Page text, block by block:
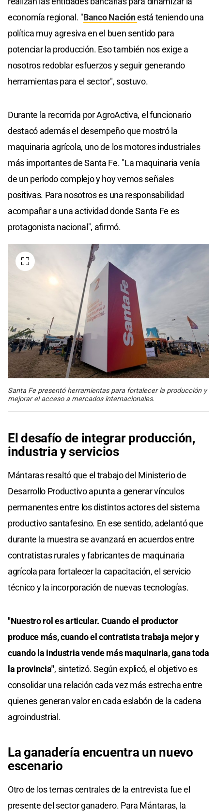
economía regional. "Banco Naciónestá teniendo una
política muy agresiva en el buen sentido para
potenciar la producción. Eso también nos exige a
nosotros redoblar esfuerzos y seguir generando
herramientas para el sector", sostuvo.
Durante la recorrida por AgroActiva, el funcionario
destacó además el desempeño que mostró la
maquinaria agrícola, uno de los motores industriales
más importantes de Santa Fe. "La maquinaria venía
de un período complejo y hoy vemos señales
positivas. Para nosotros es una responsabilidad
acompañar a una actividad donde Santa Fe es
protagonista nacional", afirmó.
Santa Fe presentó herramientas para fortalecer la producción y
mejorar el acceso a mercados internacionales.
El desafío de integrar producción,
industria y servicios
Mántaras resaltó que el trabajo del Ministerio de
Desarrollo Productivo apunta a generar vínculos
permanentes entre los distintos actores del sistema
productivo santafesino. En ese sentido, adelantó que
durante la muestra se avanzará en acuerdos entre
contratistas rurales y fabricantes de maquinaria
agrícola para fortalecer la capacitación, el servicio
técnico y la incorporación de nuevas tecnologías.
"Nuestro rol es articular. Cuando el productor
produce más, cuando el contratista trabaja mejor y
cuando la industria vende más maquinaria, gana toda
la provincia", sintetizó. Según explicó, el objetivo es
consolidar una relación cada vez más estrecha entre
quienes generan valor en cada eslabón de la cadena
agroindustrial.
La ganadería encuentra un nuevo
escenario
Otro de los temas centrales de la entrevista fue el
presente del sector ganadero. Para Mántaras, la